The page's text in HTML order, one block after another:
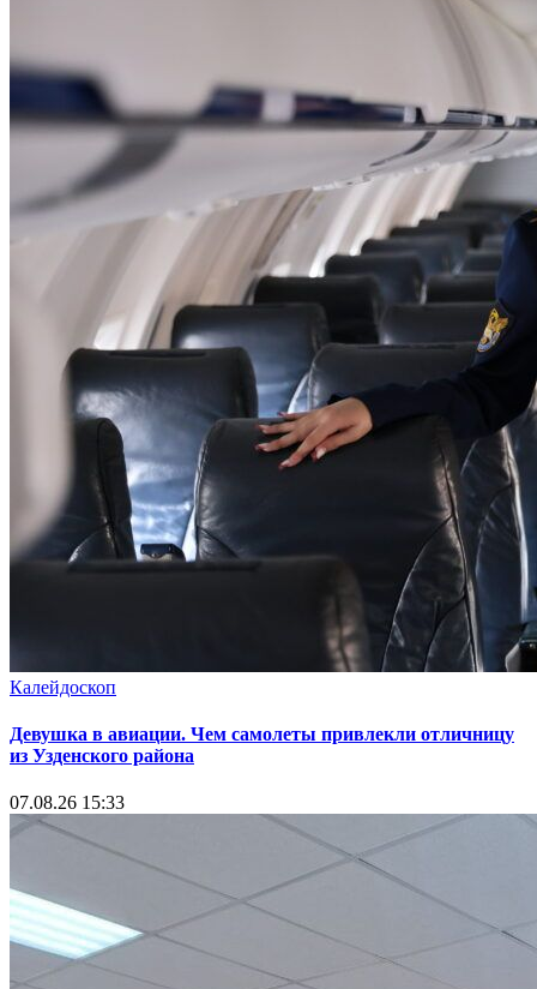
Калейдоскоп
Девушка в авиации. Чем самолеты привлекли отличницу
из Узденского района
07.08.26 15:33